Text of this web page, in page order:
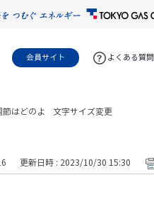
会員サイト よくある質問
文字サイズ変更
はどのよ
更新日時 : 2023/10/30 15:30